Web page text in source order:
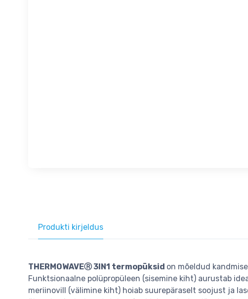
Produkti kirjeldus
THERMOWAVEⓇ 3IN1 termopüksid on mõeldud
Funktsionaalne polüpropüleen (sisemine kiht) aurustab
meriinovill (välimine kiht) hoiab suurepäraselt soojust ja